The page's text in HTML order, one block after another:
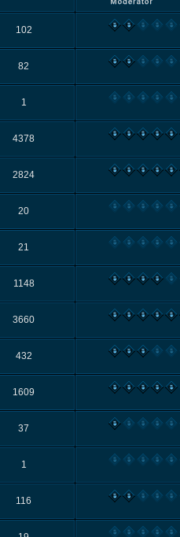
102
82
1
4378
2824
20
21
1148
3660
432
1609
37
1
116